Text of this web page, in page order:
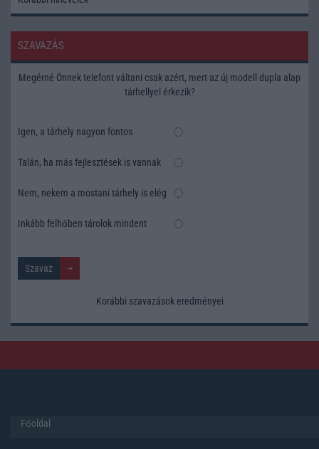
SZAVAZÁS
Megérné Önnek telefont váltani csak azért, mert az új modell dupla alap
tárhellyel érkezik?
Igen, a tárhely nagyon fontos
Talán, ha más fejlesztések is vannak
Nem, nekem a mostani tárhely is elég
Inkább felhőben tárolok mindent
Korábbi szavazások eredményei
Főoldal